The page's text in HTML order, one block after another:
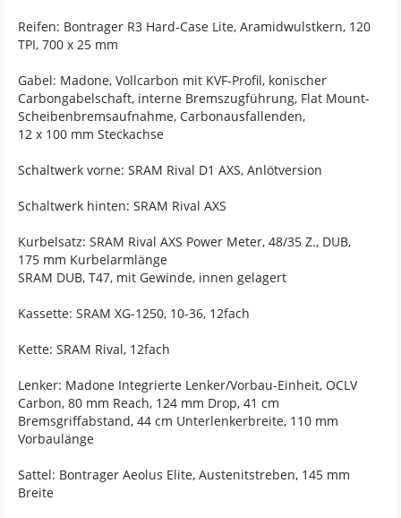
Reifen: Bontrager R3 Hard-Case Lite, Aramidwulstkern, 120
TPI, 700 x 25 mm
Gabel: Madone, Vollcarbon mit KVF-Profil, konischer
Carbongabelschaft, interne Bremszugführung, Flat Mount-
Scheibenbremsaufnahme, Carbonausfallenden,
12 x 100 mm Steckachse
Schaltwerk vorne: SRAM Rival D1 AXS, Anlötversion
Schaltwerk hinten: SRAM Rival AXS
Kurbelsatz: SRAM Rival AXS Power Meter, 48/35 Z., DUB,
175 mm Kurbelarmlänge
SRAM DUB, T47, mit Gewinde, innen gelagert
Kassette: SRAM XG-1250, 10-36, 12fach
Kette: SRAM Rival, 12fach
Lenker: Madone Integrierte Lenker/Vorbau-Einheit, OCLV
Carbon, 80 mm Reach, 124 mm Drop, 41 cm
Bremsgriffabstand, 44 cm Unterlenkerbreite, 110 mm
Vorbaulänge
Sattel: Bontrager Aeolus Elite, Austenitstreben, 145 mm
Breite